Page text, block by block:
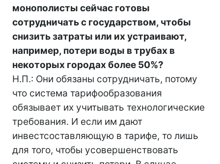
монополисты сейчас готовы
сотрудничать с государством, чтобы
снизить затраты или их устраивают,
например, потери воды в трубах в
некоторых городах более 50%?
Н.П.: Они обязаны сотрудничать, потому
что система тарифообразования
обязывает их учитывать технологические
требования. И если им дают
инвестсоставляющую в тарифе, то лишь
для того, чтобы усовершенствовать